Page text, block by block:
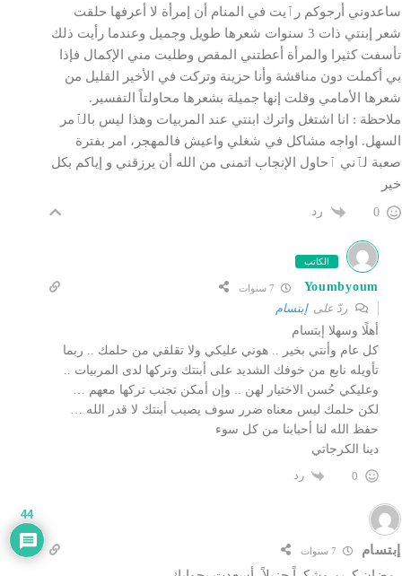
ساعدوني أرجوكم رٱيت في المنام أن إمرأة لا أعرفها حلقت
شعر إبنتي ذات 3 سنوات شعرها طويل وجميل وعندما رأيت ذلك
تأسفت كثيرا والمرأة أعطتني المقص وطلبت مني الإكمال فإذا
بي أكملت دون مناقشة وأنا حزينة وتركت في الأخير القليل من
شعرها الأمامي وقلت إنها جميلة بشعرها محاولتاً التفسير.
ملاحظة : انا اشتغل واترك ابنتي عند المربيات وهذا ليس بالٱمر
السهل. اواجه مشاكل في شغلي واعيش فالمهجر، امر بفترة
صعبة لٱني ٱحاول الإنجاب اتمنى من الله أن يرزقني و إياكم بكل
خير
0 رد
الكاتب
Youmbyoum
ردّ علىإبتسام
أهلًا وسهلا إبتسام
كل عام وأنتي بخير .. هوني عليكي ولا تقلقي من حلمك .. ربما
تأويله نابع من خوفك الشديد على أبنتك وتركها لدى المربيات ..
وعليكي حُسن الاختيار لهن .. وإن أمكن تجنب تركها معهم …
لكن حلمك ليس معناه ضرر سوف يصيب أبنتك لا قدر الله …
حفظ الله لنا أحبابنا من كل سوء
دينا الكرجاتي
0
رد
إبتسام
44